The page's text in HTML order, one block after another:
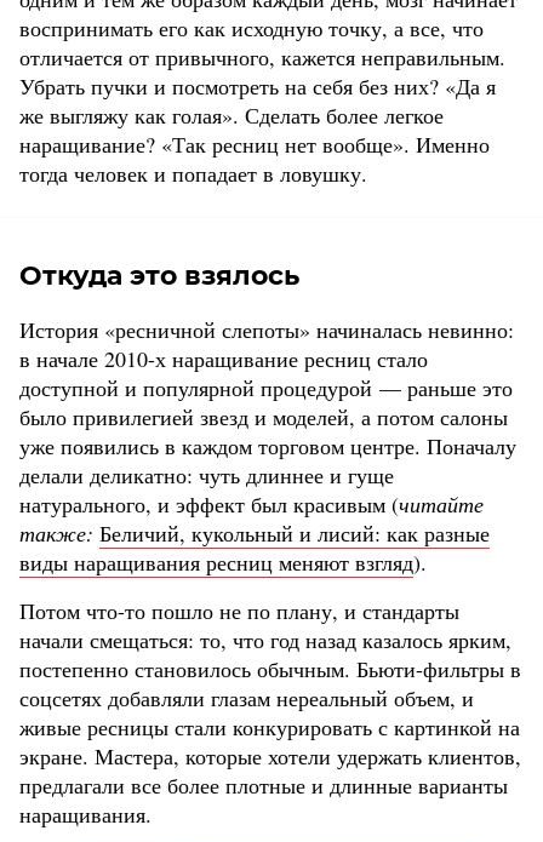
воспринимать его как исходную точку, а все, что
отличается от привычного, кажется неправильным.
Убрать пучки и посмотреть на себя без них? «Да я
же выгляжу как голая». Сделать более легкое
наращивание? «Так ресниц нет вообще». Именно
тогда человек и попадает в ловушку.
Откуда это взялось
История «ресничной слепоты» начиналась невинно:
в начале 2010-х наращивание ресниц стало
доступной и популярной процедурой — раньше это
было привилегией звезд и моделей, а потом салоны
уже появились в каждом торговом центре. Поначалу
делали деликатно: чуть длиннее и гуще
натурального, и эффект был красивым (читайте
также: Беличий, кукольный и лисий: как разные
виды наращивания ресниц меняют взгляд).
Потом что-то пошло не по плану, и стандарты
начали смещаться: то, что год назад казалось ярким,
постепенно становилось обычным. Бьюти-фильтры в
соцсетях добавляли глазам нереальный объем, и
живые ресницы стали конкурировать с картинкой на
экране. Мастера, которые хотели удержать клиентов,
предлагали все более плотные и длинные варианты
наращивания.